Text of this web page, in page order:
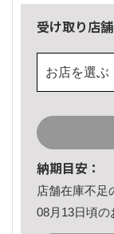
受け取り店舗
お店を選ぶ
納期目安：
店舗在庫不足
08月13日頃の